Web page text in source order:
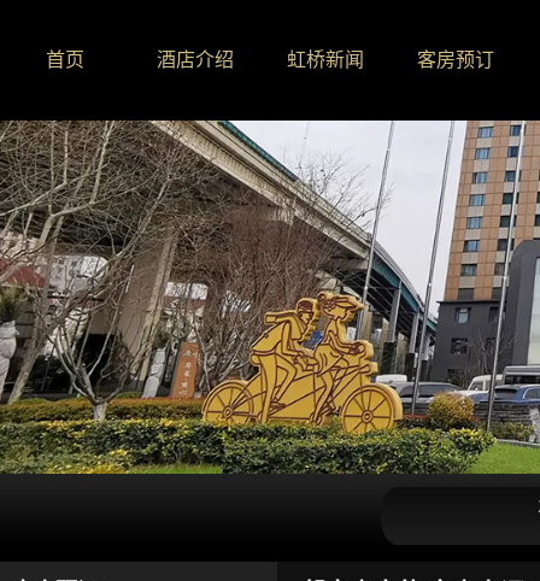
首页 酒店介绍 虹桥新闻 客房预订